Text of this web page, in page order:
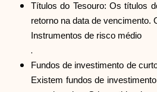
Títulos do Tesouro: Os títulos
retorno na data de vencimento.
Instrumentos de risco médio
.
Fundos de investimento de
Existem fundos de